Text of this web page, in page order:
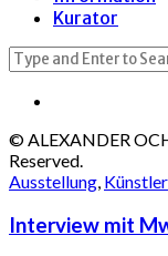
Kurator
© ALEXANDER
Reserved.
Ausstellung, Künstler
Interview mit